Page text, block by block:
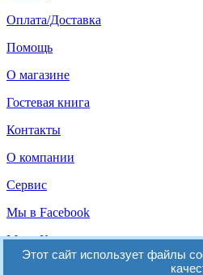
Этот сайт использует файлы
Оплата/Доставка
Помощь
О магазине
Гостевая книга
Контакты
О компании
Сервис
Мы в Facebook
Мы в Контакте
© 2014-2026 Зарница / Интернет-